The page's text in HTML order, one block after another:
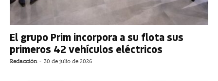
El grupo Prim incorpora a su flota sus
primeros 42 vehículos eléctricos
Redacción - 30 de julio de 2026